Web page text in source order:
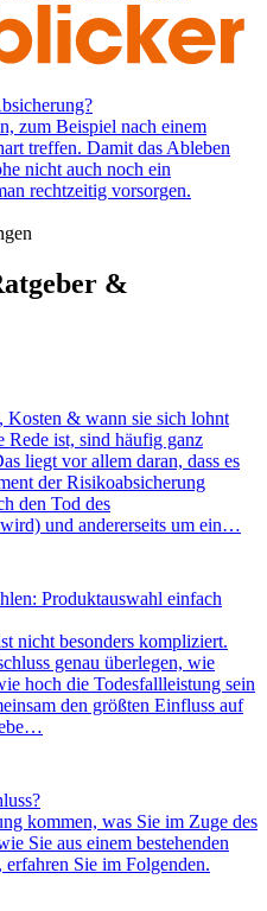
zum Beispiel nach einem
treffen. Damit das Ableben
nicht auch noch ein
rechtzeitig vorsorgen.
&
Kosten & wann sie sich lohnt
Rede ist, sind häufig ganz
liegt vor allem daran, dass es
der Risikoabsicherung
den Tod des
und andererseits um ein…
Produktauswahl einfach
nicht besonders kompliziert.
genau überlegen, wie
hoch die Todesfallleistung sein
den größten Einfluss auf
kommen, was Sie im Zuge des
Sie aus einem bestehenden
Sie im Folgenden.